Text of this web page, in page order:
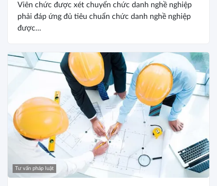
Viên chức được xét chuyển chức danh nghề nghiệp
phải đáp ứng đủ tiêu chuẩn chức danh nghề nghiệp
được...
Tư vấn pháp luật